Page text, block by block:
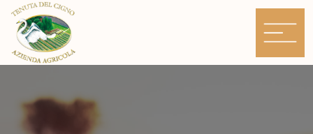
Skip
content